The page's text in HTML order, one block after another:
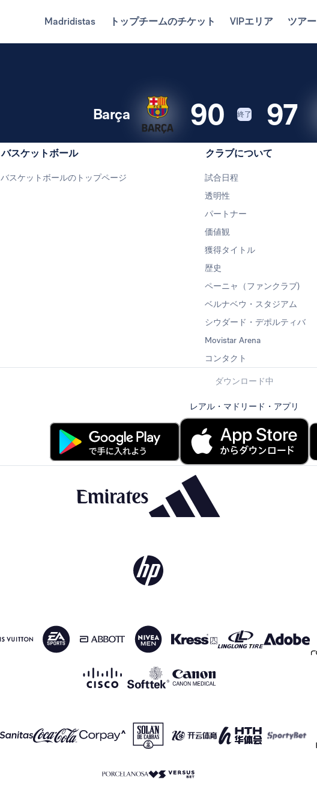
Madridistas トップチームのチケット VIPエリア ツアー
90 97
Barça 終了
バスケットボール
バスケットボールのトップページ
クラブについて
試合日程
透明性
パートナー
価値観
獲得タイトル
歴史
ペーニャ（ファンクラブ)
ベルナベウ・スタジアム
シウダード・デポルティバ
Movistar Arena
コンタクト
ダウンロード中
レアル・マドリード・アプリ